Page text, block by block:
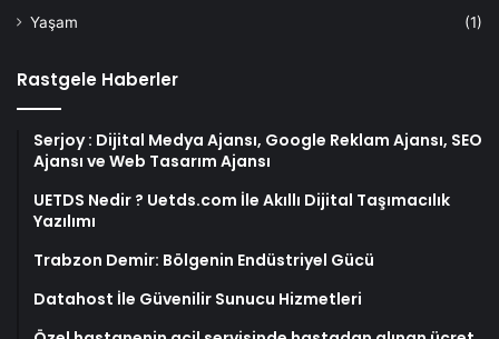
Yaşam
(1)
Rastgele Haberler
Serjoy : Dijital Medya Ajansı, Google Reklam Ajansı, SEO
Ajansı ve Web Tasarım Ajansı
UETDS Nedir ? Uetds.com İle Akıllı Dijital Taşımacılık
Yazılımı
Trabzon Demir: Bölgenin Endüstriyel Gücü
Datahost İle Güvenilir Sunucu Hizmetleri